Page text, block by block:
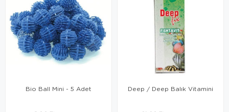
Bio Ball Mini - 5 Adet Deep / Deep Balık Vitamini